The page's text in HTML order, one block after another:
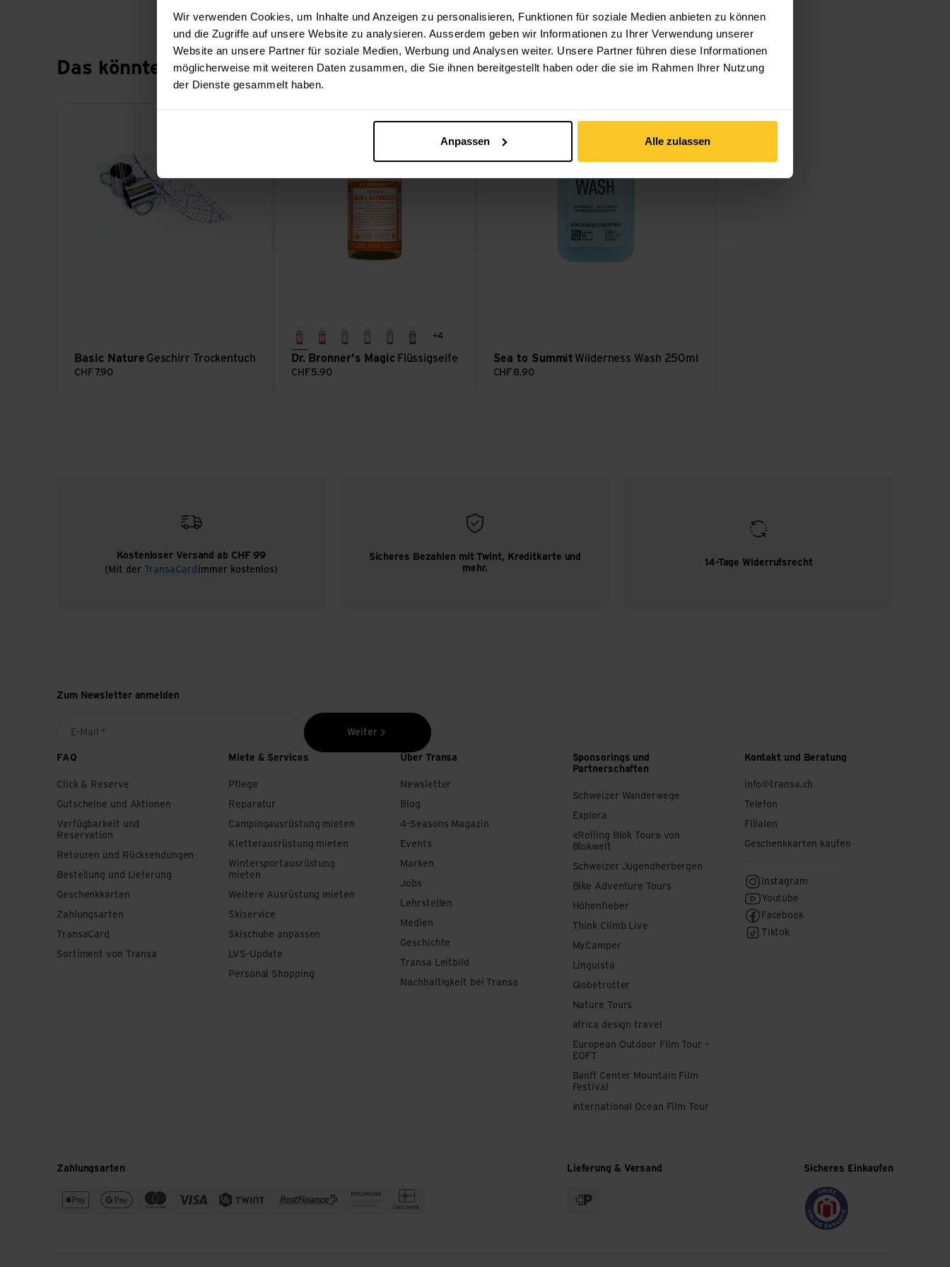
Wir verwenden Cookies, um Inhalte und Anzeigen zu personalisieren, Funktionen für soziale Medien anbieten zu können
und die Zugriffe auf unsere Website zu analysieren. Ausserdem geben wir Informationen zu Ihrer Verwendung unserer
Website an unsere Partner für soziale Medien, Werbung und Analysen weiter. Unsere Partner führen diese Informationen
möglicherweise mit weiteren Daten zusammen, die Sie ihnen bereitgestellt haben oder die sie im Rahmen Ihrer Nutzung
der Dienste gesammelt haben.
Anpassen Alle zulassen
Das könnte dich auch interessieren
Basic Nature Geschirr Trockentuch
CHF7.90
Geschirr Trockentuch ansehen
teebaum
roselavendelnatural mild
zitrus orange
pfefferminze
+4
Dr. Bronner's Magic Flüssigseife
CHF5.90
Flüssigseife ansehen
Sea to Summit Wilderness Wash 250ml
CHF 8.90
Wilderness Wash 250ml ansehen
Kostenloser Versand ab CHF 99
(Mit der TransaCard immer kostenlos)
Sicheres Bezahlen mit Twint, Kreditkarte und
mehr.
14-Tage Widerrufsrecht
Zum Newsletter anmelden
E-Mail * Weiter
FAQ
Click & Reserve
Gutscheine und Aktionen
Verfügbarkeit und
Reservation
Retouren und Rücksendungen
Bestellung und Lieferung
Geschenkkarten
Zahlungsarten
TransaCard
Sortiment von Transa
Miete & Services
Pflege
Reparatur
Campingausrüstung mieten
Kletterausrüstung mieten
Wintersportausrüstung
mieten
Weitere Ausrüstung mieten
Skiservice
Skischuhe anpassen
LVS-Update
Personal Shopping
Über Transa
Newsletter
Blog
4-Seasons Magazin
Events
Marken
Jobs
Lehrstellen
Medien
Geschichte
Transa Leitbild
Nachhaltigkeit bei Transa
Sponsorings und
Partnerschaften
Schweizer Wanderwege
Explora
«Rolling Blok Tour» von
Blokwelt
Schweizer Jugendherbergen
Bike Adventure Tours
Höhenfieber
Think Climb Live
MyCamper
Linguista
Globetrotter
Nature Tours
africa design travel
European Outdoor Film Tour –
EOFT
Banff Center Mountain Film
Festival
International Ocean Film Tour
Kontakt und Beratung
info@transa.ch
Telefon
Filialen
Geschenkkarten kaufen
Instagram
Youtube
Facebook
Tiktok
Zahlungsarten Lieferung & Versand Sicheres Einkaufen